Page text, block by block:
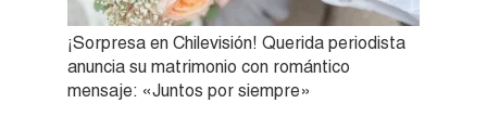
¡Sorpresa en Chilevisión! Querida periodista
anuncia su matrimonio con romántico
mensaje: «Juntos por siempre»